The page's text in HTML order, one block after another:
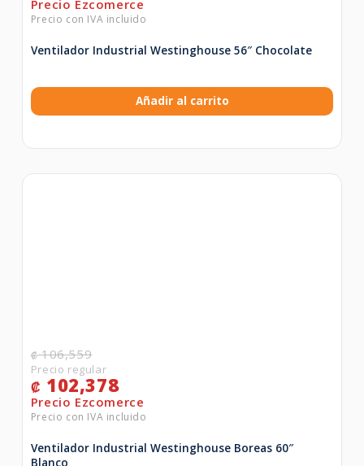
Ventilador Industrial Westinghouse 56″ Chocolate
Añadir al carrito
₡106,559
₡ 102,378
Ventilador Industrial Westinghouse Boreas 60″
Blanco